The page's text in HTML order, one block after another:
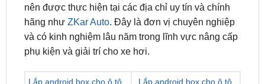
và có kinh nghiệm lâu năm trong lĩnh vực nâng cấp
phụ kiện và giải trí cho xe hơi.
Lắp android box cho ô tô
Lắp android box cho ô tô
Lắp android box cho ô tô Lắp android box cho ô tô